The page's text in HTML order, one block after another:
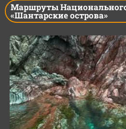
Маршруты
«Шантарские острова»